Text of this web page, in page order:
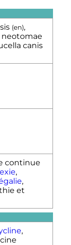
(en),
neotomae
canis
continue
,
,
et
,